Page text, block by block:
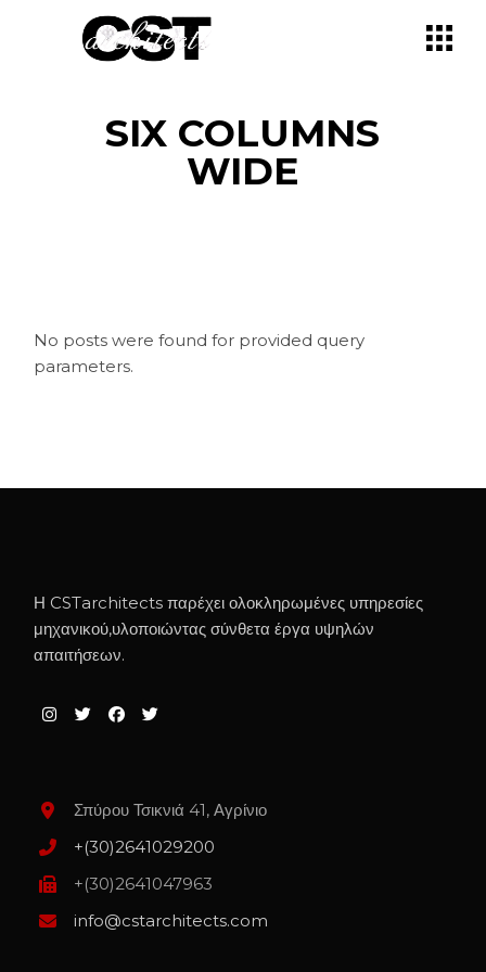
SIX COLUMNS
WIDE
No posts were found for provided query
parameters.
Η CSTarchitects παρέχει ολοκληρωμένες υπηρεσίες
μηχανικού,υλοποιώντας σύνθετα έργα υψηλών
απαιτήσεων.
Σπύρου Τσικνιά 41, Αγρίνιο
+(30)2641029200
+(30)2641047963
info@cstarchitects.com